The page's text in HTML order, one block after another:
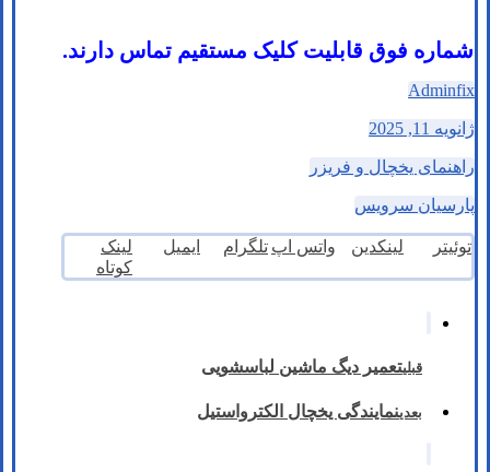
شماره فوق قابلیت کلیک مستقیم تماس دارند.
Adminfix
ژانویه 11, 2025
راهنمای یخچال و فریزر
پارسیان سرویس
توئیتر لینکدین واتس اپ تلگرام ایمیل
لینک
کوتاه
قبلیتعمیر دیگ ماشین لباسشویی
بعدینمایندگی یخچال الکترواستیل